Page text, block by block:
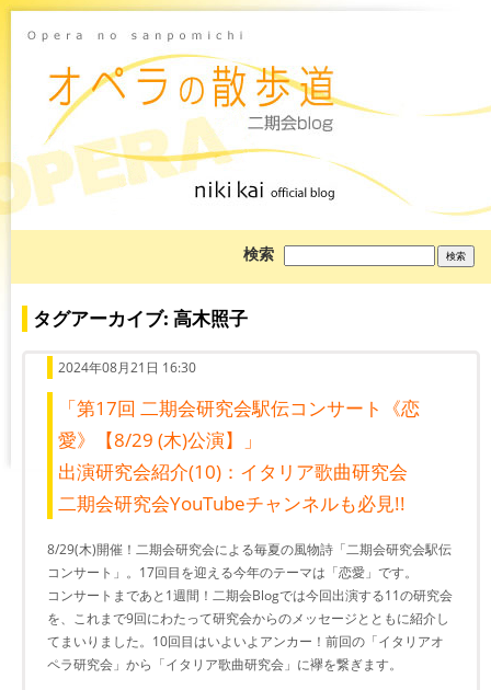
検索
を
タグアーカイブ: 高木照子
2024年08月21日 16:30
「第17回 二期会研究会駅伝コンサート《恋
愛》【8/29 (木)公演】」
出演研究会紹介(10)：イタリア歌曲研究会
二期会研究会YouTubeチャンネルも必見!!
8/29(木)開催！二期会研究会による毎夏の風物詩「二期会研究会駅伝
コンサート」。17回目を迎える今年のテーマは「恋愛」です。
コンサートまであと1週間！二期会Blogでは今回出演する11の研究会
を、これまで9回にわたって研究会からのメッセージとともに紹介し
てまいりました。10回目はいよいよアンカー！前回の「イタリアオ
ペラ研究会」から「イタリア歌曲研究会」に襷を繋ぎます。